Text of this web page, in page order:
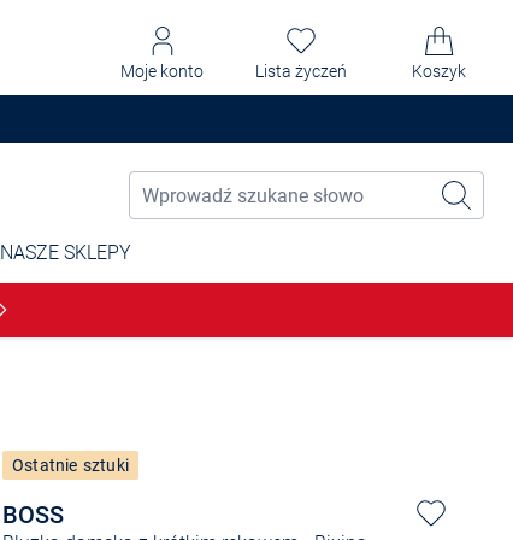
Moje konto Lista życzeń Koszyk
NASZE SKLEPY
BOSS
Ostatnie sztuki